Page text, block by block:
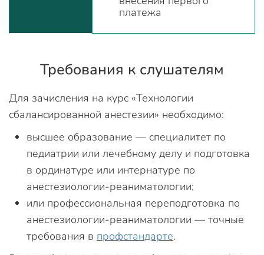
платежа
Требования к слушателям
Для зачисления на курс «Технологии
сбалансированной анестезии» необходимо:
высшее образование — специалитет по
педиатрии или лечебному делу и подготовка
в ординатуре или интернатуре по
анестезиологии-реаниматологии;
или профессиональная переподготовка по
анестезиологии-реаниматологии — точные
требования в профстандарте.